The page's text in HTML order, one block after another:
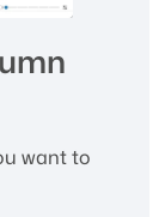
want to